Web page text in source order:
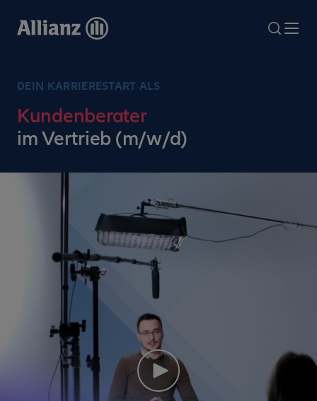
zum
search
DEIN KARRIERESTART ALS
Kundenberater
im Vertrieb (m/w/d)